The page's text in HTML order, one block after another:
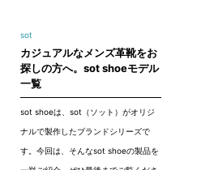
sot
カジュアルなメンズ革靴をお
探しの方へ。sot shoeモデル
一覧
sot shoeは、sot（ソット）がオリジ
ナルで製作したブランドシリーズで
す。今回は、そんなsot shoeの製品を